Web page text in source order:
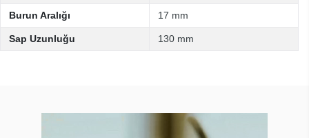
Burun Aralığı 17 mm
Sap Uzunluğu 130 mm